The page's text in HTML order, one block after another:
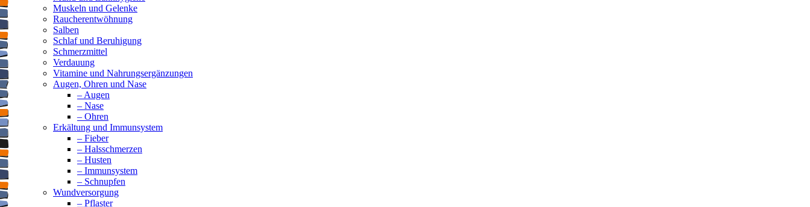
Muskeln und Gelenke
Raucherentwöhnung
Salben
Schlaf und Beruhigung
Schmerzmittel
Verdauung
Vitamine und Nahrungsergänzungen
Augen, Ohren und Nase
– Augen
– Nase
– Ohren
Erkältung und Immunsystem
– Fieber
– Halsschmerzen
– Husten
– Immunsystem
– Schnupfen
Wundversorgung
– Pflaster